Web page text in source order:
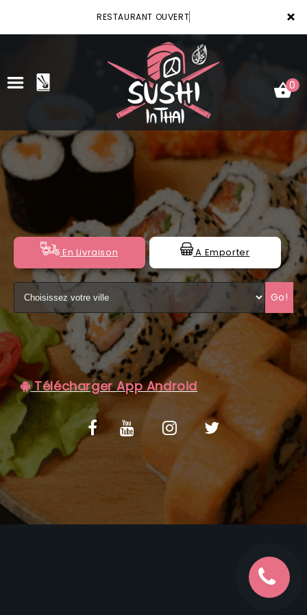
×
RESTAURANT OUVERT
ACCUEIL
VOTRE COMPTE
NOTRE RESTAURANT
VOS AVIS
MENTIONS LÉGALES
C.G.V
0
En Livraison A Emporter
Go!
Télécharger App Android